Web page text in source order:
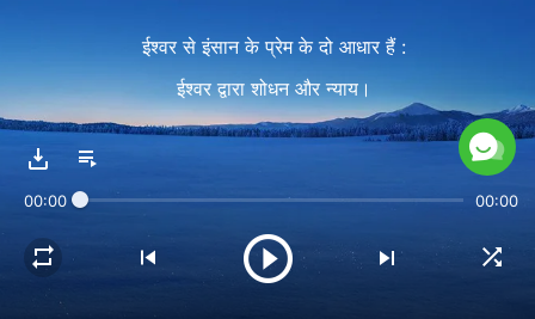
ईश्वर से इंसान के प्रेम के दो आधार हैं :
ईश्वर द्वारा शोधन और न्याय।
अगर तुम बस ईश्वर के अनुग्रह का आनंद लेते,
और तुमने नहीं पाया है ईश्वर को।
00:00 00:00